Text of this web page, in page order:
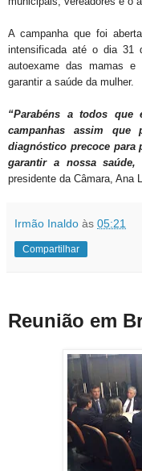
A campanha que foi
intensificada até o dia 31
autoexame das mamas e
garantir a saúde da mulher.
“Parabéns a todos que
campanhas assim que
diagnóstico precoce para
garantir a nossa
presidente da Câmara, Ana
Irmão Inaldo às 05:21
Compartilhar
Reunião em